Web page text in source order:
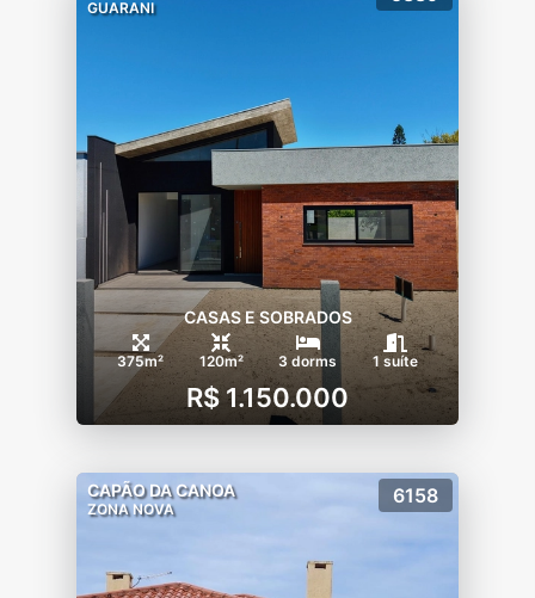
GUARANI
CASAS E SOBRADOS
375m² 120m² 3 dorms 1 suíte
R$ 1.150.000
CAPÃO DA CANOA
ZONA NOVA
6158